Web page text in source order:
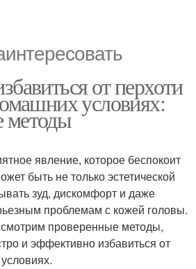
от перхоти
условиях:
методы
явление, которое беспокоит
быть не только эстетической
зуд, дискомфорт и даже
проблемам с кожей головы.
проверенные методы,
и эффективно избавиться от